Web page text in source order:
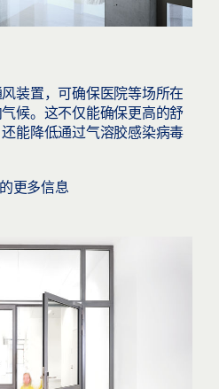
装置，可确保医院等场所在
候。这不仅能确保更高的舒
能降低通过气溶胶感染病毒
更多信息